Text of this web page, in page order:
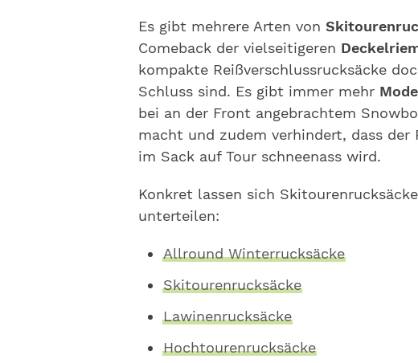
Es gibt mehrere Arten von
Come­back der vielseitigeren
kompakte Reißverschlussrucksäcke
Schluss sind. Es gibt immer mehr
bei an der Front angebrachtem
macht und zudem verhindert, dass der
im Sack auf Tour schneenass wird.
Konkret lassen sich
unterteilen:
Allround Winterrucksäcke
Skitourenrucksäcke
Lawinenrucksäcke
Hochtourenrucksäcke